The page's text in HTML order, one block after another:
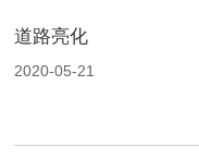
道路亮化
2020-05-21